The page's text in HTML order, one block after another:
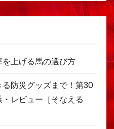
上げる馬の選び方
防災グッズまで！第30
レビュー［そなえる